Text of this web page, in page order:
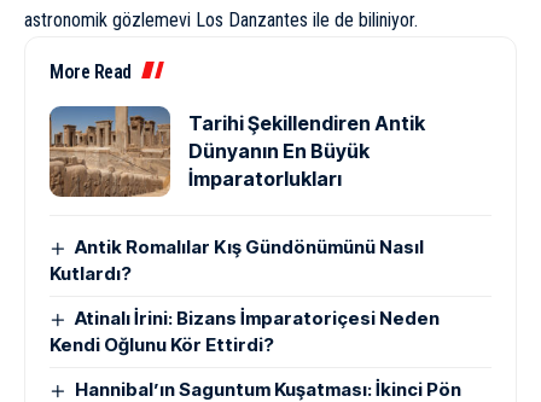
astronomik gözlemevi Los Danzantes ile de biliniyor.
More Read
Tarihi Şekillendiren Antik
Dünyanın En Büyük
İmparatorlukları
Antik Romalılar Kış Gündönümünü Nasıl
Kutlardı?
Atinalı İrini: Bizans İmparatoriçesi Neden
Kendi Oğlunu Kör Ettirdi?
Hannibal’ın Saguntum Kuşatması: İkinci Pön